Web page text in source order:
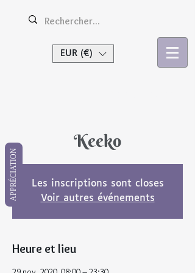
EUR (€)
Keeko
Les inscriptions sont closes
Voir autres événements
Heure et lieu
APPRÉCIATION